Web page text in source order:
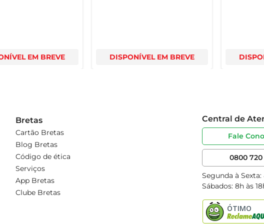
EM BREVE DISPONÍVEL EM BREVE
Bretas
Cartão Bretas
Blog Bretas
Código de ética
Serviços
App Bretas
Clube Bretas
Central de
Fale
0800 720
Segunda à
Sábados: 8h às